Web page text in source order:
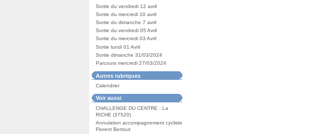
Sortie du vendredi 12 avril
Sortie du mercredi 10 avril
Sortie du dimanche 7 avril
Sortie du vendredi 05 Avril
Sortie du mercredi 03 Avril
Sortie lundi 01 Avril
Sortie dimanche 31/03/2024
Parcours mercredi 27/03/2024
Autres rubriques
Calendrier
Voir aussi
CHALLENGE DU CENTRE : La
RICHE (37520)
Annulation accompagnement cycliste
Florent Bertout